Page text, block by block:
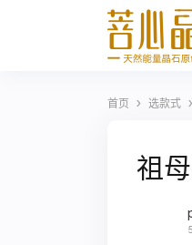
首页 › 选款式 ›
祖